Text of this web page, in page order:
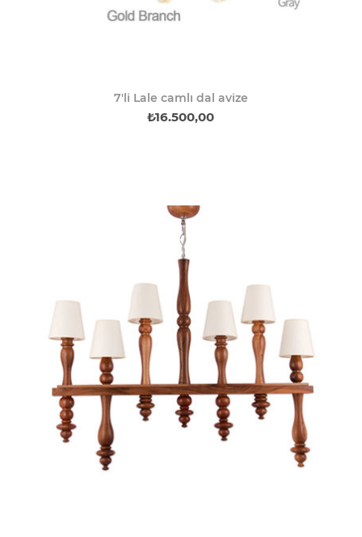
7'li Lale camlı dal avize
₺16.500,00